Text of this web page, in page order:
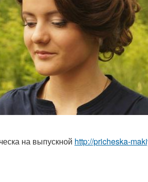
на выпускной http://pricheska-